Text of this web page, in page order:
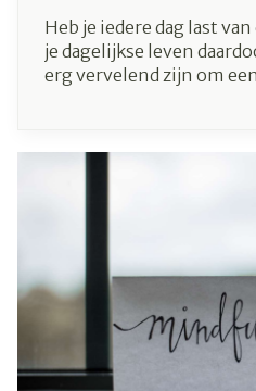
Heb je iedere dag last
je dagelijkse leven
erg vervelend zijn om
Je bent namelijk